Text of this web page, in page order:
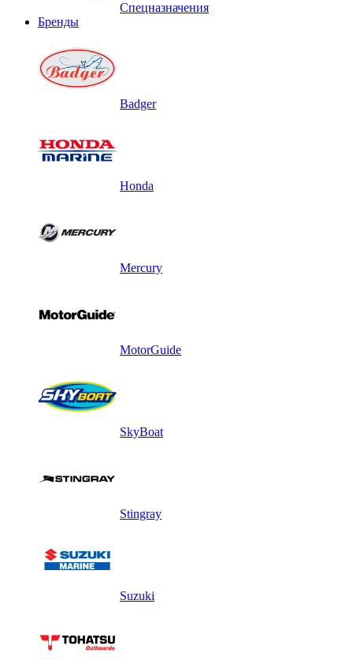
Спецназначения
Бренды
Badger
Honda
Mercury
MotorGuide
SkyBoat
Stingray
Suzuki